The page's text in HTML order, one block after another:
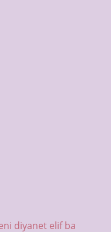
diyanet elif ba